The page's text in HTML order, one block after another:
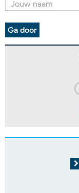
Ga door